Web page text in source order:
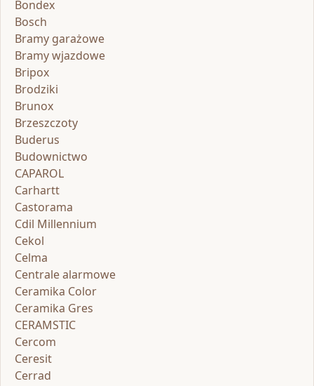
Bondex
Bosch
Bramy garażowe
Bramy wjazdowe
Bripox
Brodziki
Brunox
Brzeszczoty
Buderus
Budownictwo
CAPAROL
Carhartt
Castorama
Cdil Millennium
Cekol
Celma
Centrale alarmowe
Ceramika Color
Ceramika Gres
CERAMSTIC
Cercom
Ceresit
Cerrad